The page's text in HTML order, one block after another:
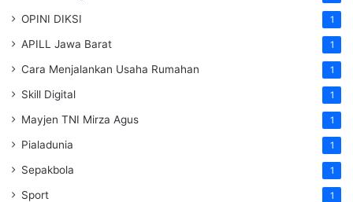
OPINI DIKSI 1
APILL Jawa Barat 1
Cara Menjalankan Usaha Rumahan 1
Skill Digital 1
Mayjen TNI Mirza Agus 1
Pialadunia 1
Sepakbola 1
Sport 1